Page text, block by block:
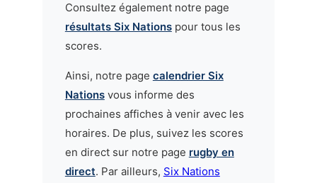
Consultez également notre page
résultats Six Nationspour tous les
scores.
Ainsi, notre page calendrier Six
Nationsvous informe des
prochaines affiches à venir avec les
horaires. De plus, suivez les scores
en direct sur notre page rugby en
direct. Par ailleurs, Six Nations